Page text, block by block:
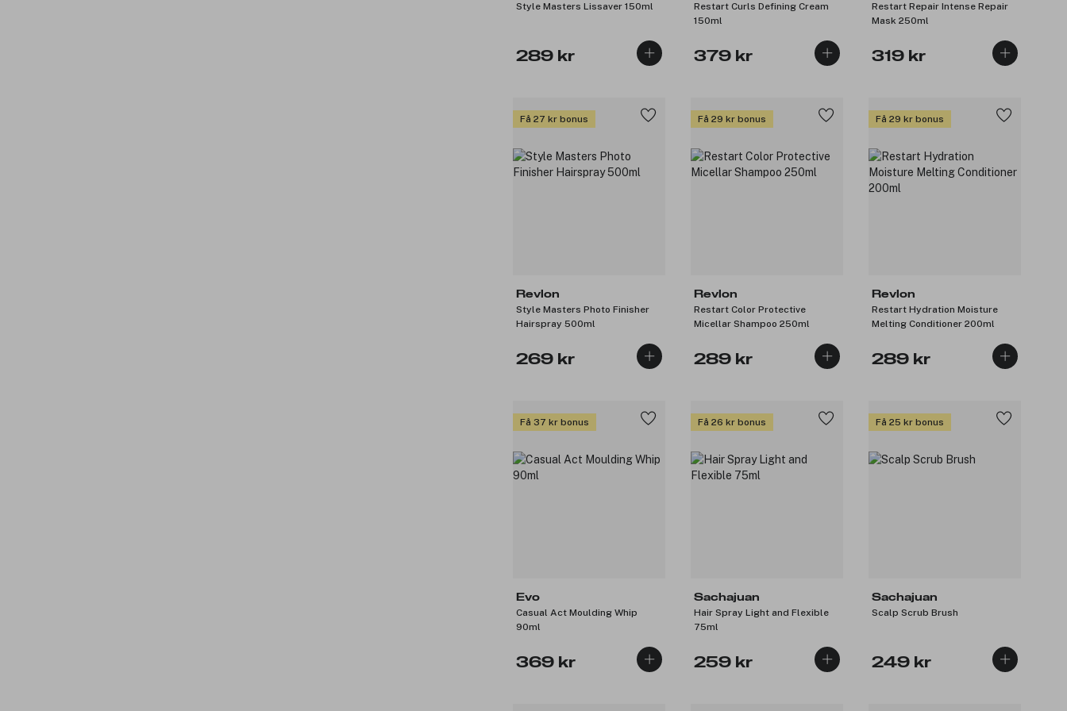
Style Masters Lissaver 150ml
289 kr
Restart Curls Defining Cream
150ml
379 kr
Restart Repair Intense Repair
Mask 250ml
319 kr
Få 27 kr bonus
Revlon
Style Masters Photo Finisher
Hairspray 500ml
269 kr
Få 29 kr bonus
Revlon
Restart Color Protective
Micellar Shampoo 250ml
289 kr
Få 29 kr bonus
Revlon
Restart Hydration Moisture
Melting Conditioner 200ml
289 kr
Få 37 kr bonus
Evo
Casual Act Moulding Whip
90ml
369 kr
Få 26 kr bonus
Sachajuan
Hair Spray Light and Flexible
75ml
259 kr
Få 25 kr bonus
Sachajuan
Scalp Scrub Brush
249 kr